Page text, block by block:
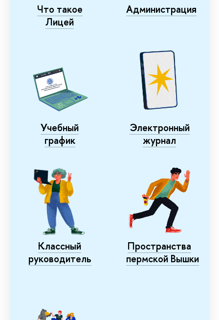
Что такое
Лицей
Администрация
Учебный
график
Электронный
журнал
Классный
руководитель
Пространства
пермской Вышки